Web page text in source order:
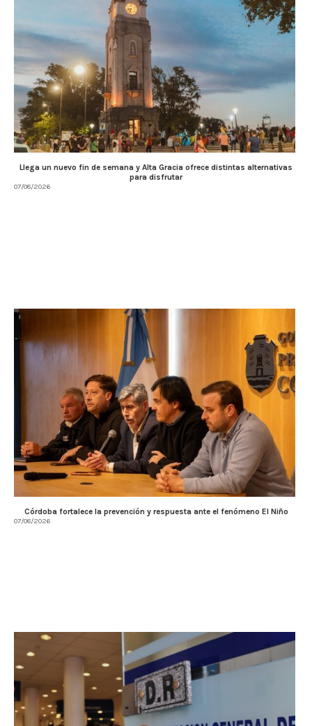
Llega un nuevo fin de semana y Alta Gracia ofrece distintas alternativas
para disfrutar
07/08/2026
Córdoba fortalece la prevención y respuesta ante el fenómeno El Niño
07/08/2026